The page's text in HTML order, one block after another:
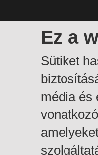
Ez a
Sütiket
média és